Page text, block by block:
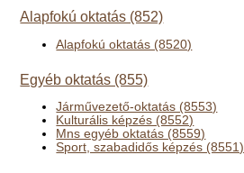
Alapfokú oktatás (852)
Alapfokú oktatás (8520)
Egyéb oktatás (855)
Járművezető-oktatás (8553)
Kulturális képzés (8552)
Mns egyéb oktatás (8559)
Sport, szabadidős képzés (8551)